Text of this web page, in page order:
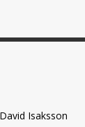
Isaksson